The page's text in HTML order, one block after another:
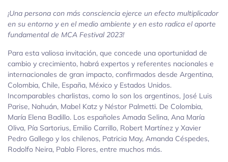
¡Una persona con más consciencia ejerce un efecto multiplicador
en su entorno y en el medio ambiente y en esto radica el aporte
fundamental de MCA Festival 2023!
Para esta valiosa invitación, que concede una oportunidad de
cambio y crecimiento, habrá expertos y referentes nacionales e
internacionales de gran impacto, confirmados desde Argentina,
Colombia, Chile, España, México y Estados Unidos.
Incomparables charlistas, como lo son los argentinos, José Luis
Parise, Nahuán, Mabel Katz y Néstor Palmetti. De Colombia,
María Elena Badillo. Los españoles Amada Selina, Ana María
Oliva, Pía Sartorius, Emilio Carrillo, Robert Martínez y Xavier
Pedro Gallego y los chilenos, Patricia May, Amanda Céspedes,
Rodolfo Neira, Pablo Flores, entre muchos más.